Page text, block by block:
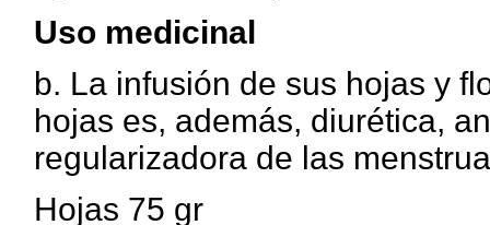
Uso medicinal
b. La infusión de sus hojas y
hojas es, además, diurética,
regularizadora de las
Hojas 75 gr